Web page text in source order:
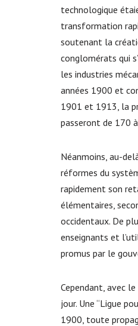
technologique
transformation
soutenant la
conglomérats qui
les industries
années 1900 et
1901 et 1913, la
passeront de 170
Néanmoins, au-
réformes du
rapidement son
élémentaires,
occidentaux. De
enseignants et
promus par le
Cependant, avec
jour. Une “Ligue
1900, toute